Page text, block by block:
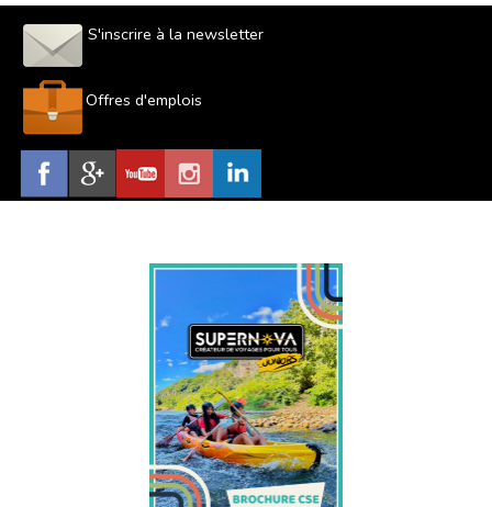
S'inscrire à la newsletter
Offres d'emplois